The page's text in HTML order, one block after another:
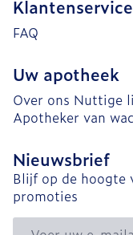
Klantenservice
FAQ
Uw apotheek
Over ons Nuttige
Apotheker van
Nieuwsbrief
Blijf op de hoogte
promoties
E-mail adres